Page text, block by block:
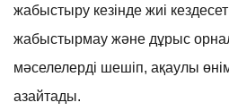
жабыстыру кезінде жиі
жабыстырмау және дұрыс
мәселелерді шешіп, ақаулы
азайтады.